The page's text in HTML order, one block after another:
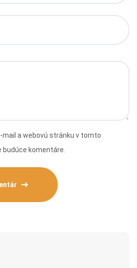
mail a webovú stránku v tomto
budúce komentáre.